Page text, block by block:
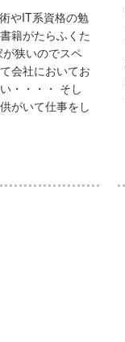
やIT系資格の勉
籍がたらふくた
狭いのでスペ
会社においてお
・・・・ そし
がいて仕事をし